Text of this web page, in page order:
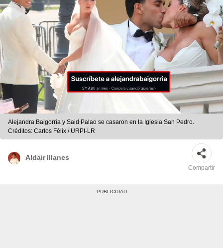
Alejandra Baigorria y Said Palao se casaron en la Iglesia San Pedro.
Créditos: Carlos Félix / URPI-LR
Aldair Illanes
Compartir